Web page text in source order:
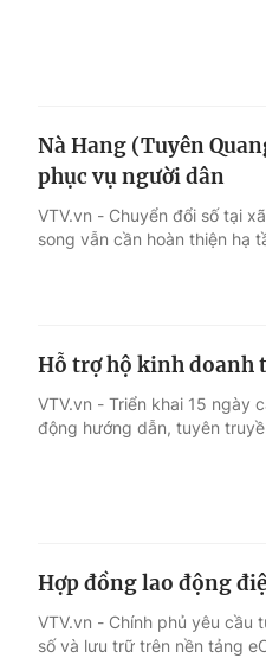
Nà Hang (Tuyên
phục vụ người dân
VTV.vn - Chuyển đổi số tại
song vẫn cần hoàn thiện hạ
Hỗ trợ hộ kinh doanh
VTV.vn - Triển khai 15 ngày
động hướng dẫn, tuyên
Hợp đồng lao động
VTV.vn - Chính phủ yêu
số và lưu trữ trên nền tảng